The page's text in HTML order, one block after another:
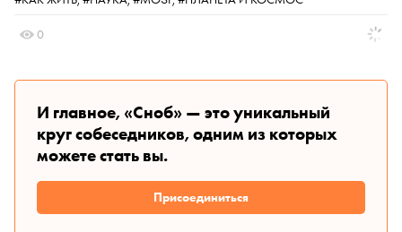
0
И главное, «Сноб» — это уникальный
круг собеседников, одним из которых
можете стать вы.
Присоединиться